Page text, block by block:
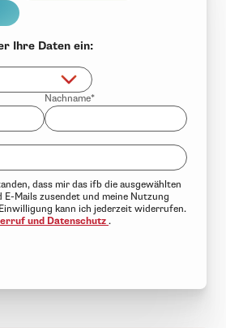
Ihre Daten ein:
Nachname*
dass mir das ifb die ausgewählten
E-Mails zusendet und meine Nutzung
kann ich jederzeit widerrufen.
und Datenschutz .